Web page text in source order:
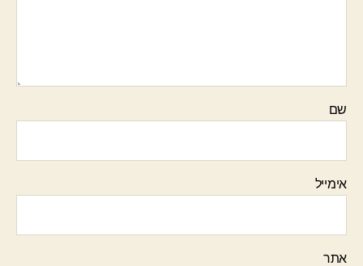
שם
אימייל
אתר